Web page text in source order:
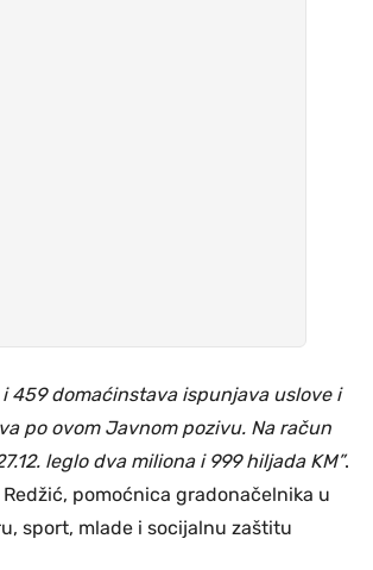
459 domaćinstava ispunjava uslove i
po ovom Javnom pozivu. Na račun
leglo dva miliona i 999 hiljada KM”.
Redžić, pomoćnica gradonačelnika u
sport, mlade i socijalnu zaštitu